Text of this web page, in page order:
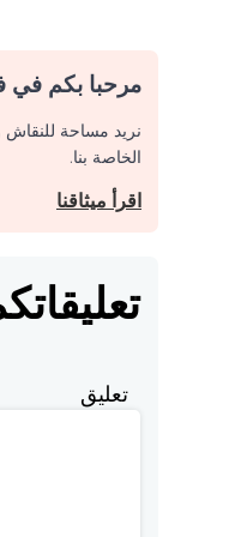
مرحبا بكم في
نريد مساحة للنقاش
الخاصة بنا.
اقرأ ميثاقنا
تعليق